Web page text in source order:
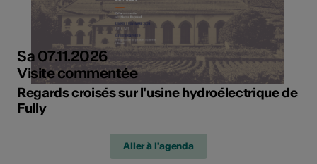
Sa 07.11.2026
Visite commentée
Regards croisés sur l'usine hydroélectrique de
Fully
Aller à l'agenda